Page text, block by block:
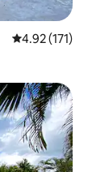
Calificación
4.92 (171)